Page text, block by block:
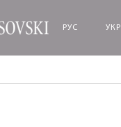
РУС УКР